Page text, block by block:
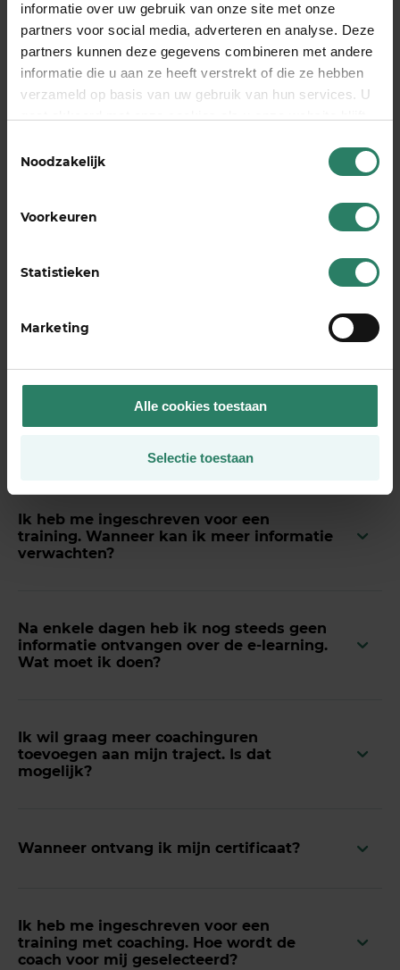
informatie over uw gebruik van onze site met onze
partners voor social media, adverteren en analyse. Deze
partners kunnen deze gegevens combineren met andere
informatie die u aan ze heeft verstrekt of die ze hebben
verzameld op basis van uw gebruik van hun services. U
Noodzakelijk
Voorkeuren
Statistieken
Marketing
Alle cookies toestaan
Selectie toestaan
Klaar voor een groeispurt?
Dan is de training ‘Explosieve Groei met de
Magische Succesformule in Sales’ iets voor jou.
en de ondernemerswereld verovert door nog
meld je aan
Wat andere ondernemers
willen weten
Ik heb me ingeschreven voor een
training. Wanneer kan ik meer informatie
verwachten?
Na enkele dagen heb ik nog steeds geen
informatie ontvangen over de e-learning.
Wat moet ik doen?
Ik wil graag meer coachinguren
toevoegen aan mijn traject. Is dat
mogelijk?
Wanneer ontvang ik mijn certificaat?
Ik heb me ingeschreven voor een
training met coaching. Hoe wordt de
coach voor mij geselecteerd?